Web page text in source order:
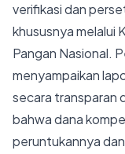
verifikasi dan
khususnya melalui
Pangan Nasional.
menyampaikan
secara transparan
bahwa dana
peruntukannya